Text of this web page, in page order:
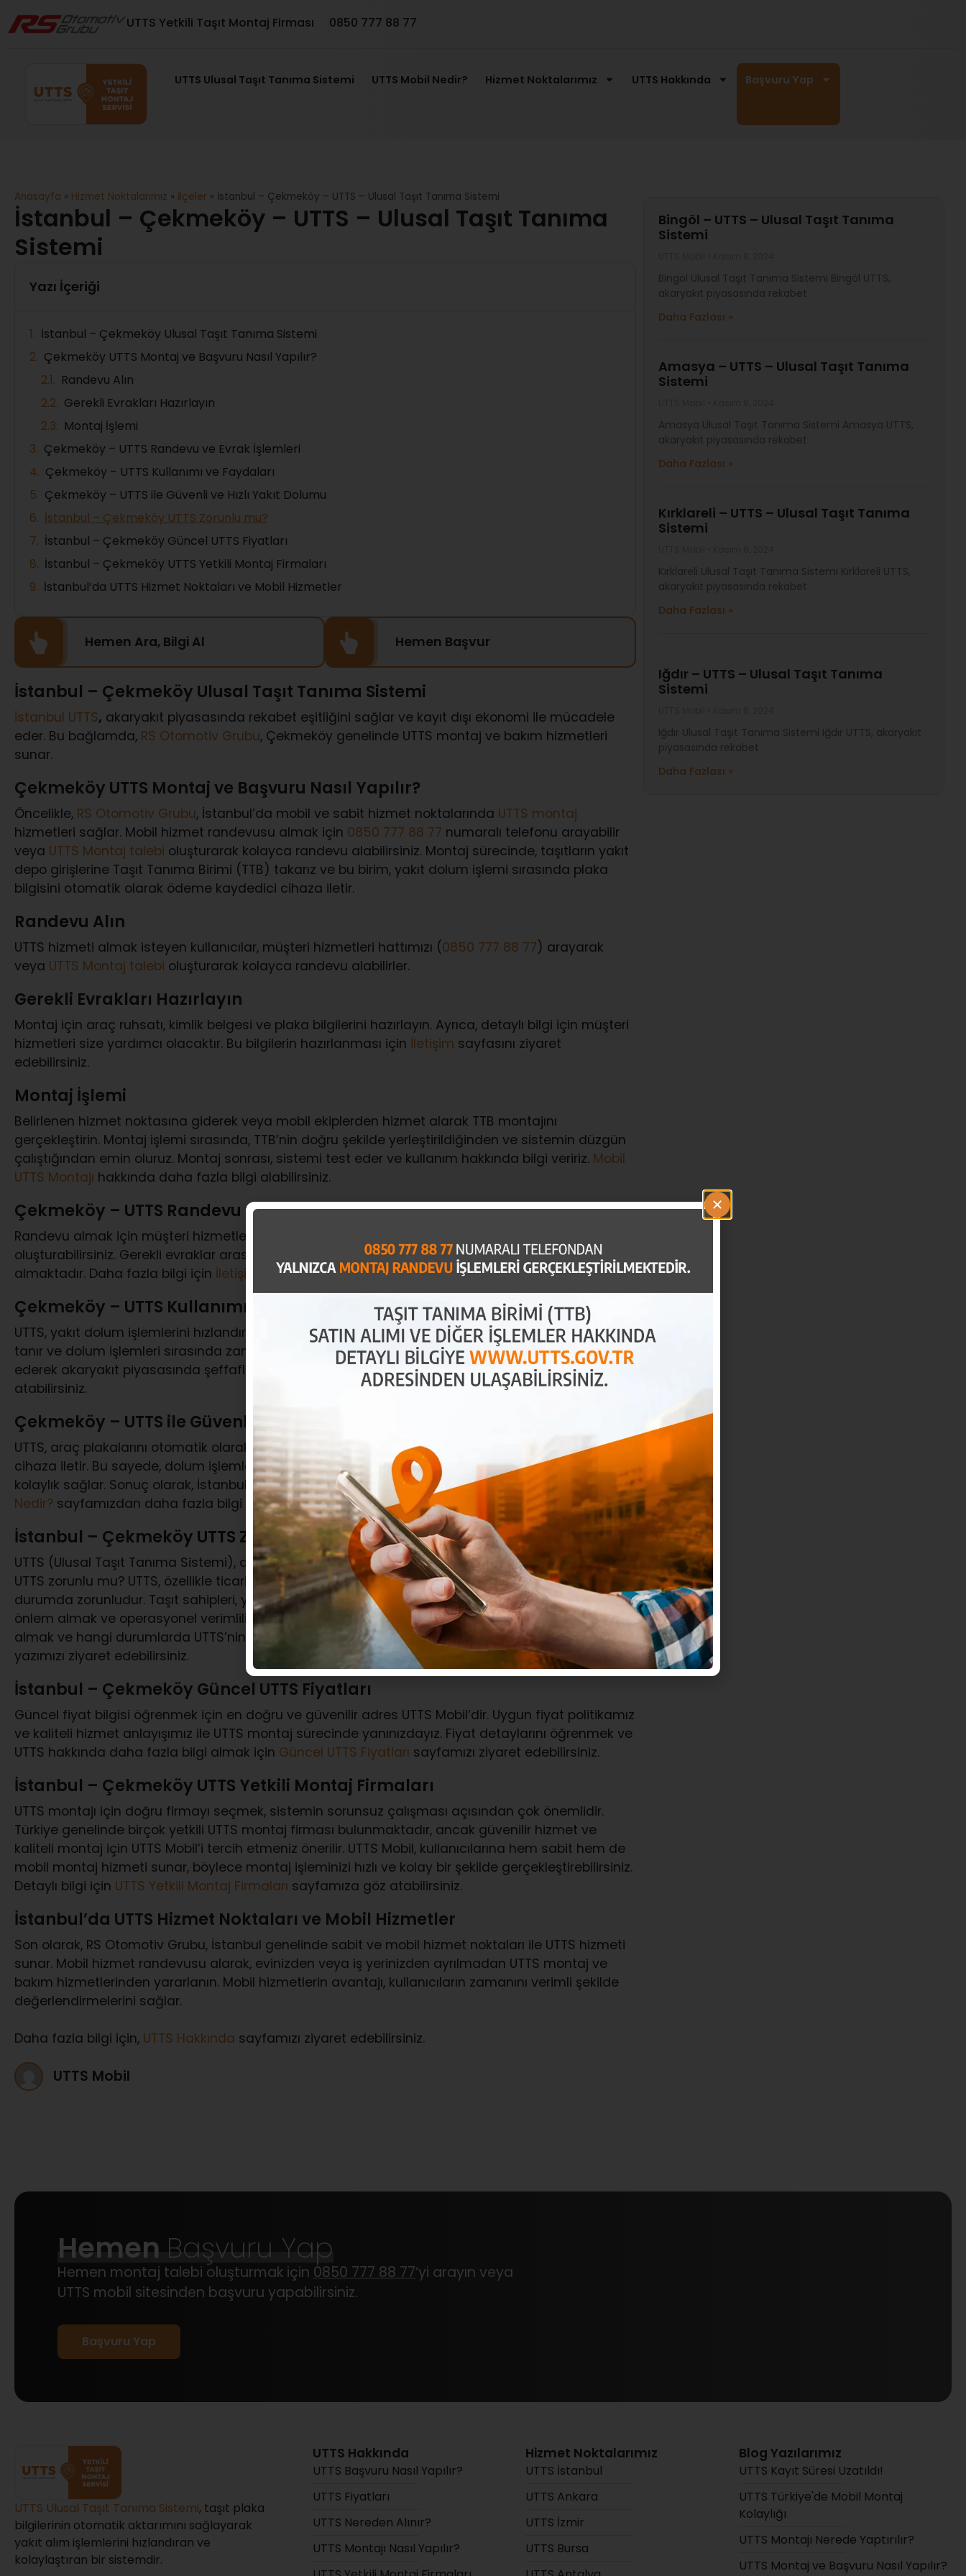
UTTS Yetkili Taşıt Montaj Firması 0850 777 88 77
UTTS Ulusal Taşıt Tanıma Sistemi UTTS Mobil Nedir? Hizmet Noktalarımız UTTS Hakkında Başvuru Yap
Anasayfa » Hizmet Noktalarımız » İlçeler » İstanbul – Çekmeköy – UTTS – Ulusal Taşıt Tanıma Sistemi
İstanbul – Çekmeköy – UTTS – Ulusal Taşıt Tanıma
Sistemi
Yazı İçeriği
İstanbul – Çekmeköy Ulusal Taşıt Tanıma Sistemi
Çekmeköy UTTS Montaj ve Başvuru Nasıl Yapılır?
Randevu Alın
Gerekli Evrakları Hazırlayın
Montaj İşlemi
Çekmeköy – UTTS Randevu ve Evrak İşlemleri
Çekmeköy – UTTS Kullanımı ve Faydaları
Çekmeköy – UTTS ile Güvenli ve Hızlı Yakıt Dolumu
İstanbul – Çekmeköy UTTS Zorunlu mu?
İstanbul – Çekmeköy Güncel UTTS Fiyatları
İstanbul – Çekmeköy UTTS Yetkili Montaj Firmaları
İstanbul’da UTTS Hizmet Noktaları ve Mobil Hizmetler
Hemen Ara, Bilgi Al Hemen Başvur
İstanbul – Çekmeköy Ulusal Taşıt Tanıma Sistemi
İstanbul UTTS, akaryakıt piyasasında rekabet eşitliğini sağlar ve kayıt dışı ekonomi ile mücadele
eder. Bu bağlamda, RS Otomotiv Grubu, Çekmeköy genelinde UTTS montaj ve bakım hizmetleri
sunar.
Çekmeköy UTTS Montaj ve Başvuru Nasıl Yapılır?
Öncelikle, RS Otomotiv Grubu, İstanbul’da mobil ve sabit hizmet noktalarında UTTS montaj
hizmetleri sağlar. Mobil hizmet randevusu almak için 0850 777 88 77 numaralı telefonu arayabilir
veya UTTS Montaj talebi oluşturarak kolayca randevu alabilirsiniz. Montaj sürecinde, taşıtların yakıt
depo girişlerine Taşıt Tanıma Birimi (TTB) takarız ve bu birim, yakıt dolum işlemi sırasında plaka
bilgisini otomatik olarak ödeme kaydedici cihaza iletir.
Randevu Alın
UTTS hizmeti almak isteyen kullanıcılar, müşteri hizmetleri hattımızı (0850 777 88 77) arayarak
veya UTTS Montaj talebi oluşturarak kolayca randevu alabilirler.
Gerekli Evrakları Hazırlayın
Montaj için araç ruhsatı, kimlik belgesi ve plaka bilgilerini hazırlayın. Ayrıca, detaylı bilgi için müşteri
hizmetleri size yardımcı olacaktır. Bu bilgilerin hazırlanması için İletişim sayfasını ziyaret
edebilirsiniz.
Montaj İşlemi
Belirlenen hizmet noktasına giderek veya mobil ekiplerden hizmet alarak TTB montajını
gerçekleştirin. Montaj işlemi sırasında, TTB’nin doğru şekilde yerleştirildiğinden ve sistemin düzgün
çalıştığından emin oluruz. Montaj sonrası, sistemi test eder ve kullanım hakkında bilgi veririz. Mobil
UTTS Montajı hakkında daha fazla bilgi alabilirsiniz.
Çekmeköy – UTTS Randevu ve Evrak İşlemleri
Randevu almak için müşteri hizmetleri (
oluşturabilirsiniz. Gerekli evraklar arasında araç ruhsatı, kimlik belgesi ve plaka bilgileri yer
almaktadır. Daha fazla bilgi için İletişim sayfamızı ziyaret edebilirsiniz.
Çekmeköy – UTTS Kullanımı ve Faydaları
UTTS, yakıt dolum işlemlerini hızlandırır ve güvenli hale getirir. TTB, plaka bilgilerini otomatik olarak
tanır ve dolum işlemleri sırasında zaman tasarrufu sağlar. Ayrıca, kayıt dışı ekonomi ile mücadele
ederek akaryakıt piyasasında şeffaflık yaratır. Detaylı bilgi içinUTTS Hakkındasayfamıza göz
atabilirsiniz.
Çekmeköy – UTTS ile Güvenli ve Hızlı Yakıt Dolumu
UTTS, araç plakalarını otomatik olarak tanır ve dolum sırasında plaka bilgilerini ödeme kaydedici
cihaza iletir. Bu sayede, dolum işlemleri sırasında yanlışlıkları önler ve sürücüler için büyük bir
kolaylık sağlar. Sonuç olarak, İstanbul’un yoğun trafiğinde zaman tasarrufu sunar.
UTTS Mobil
Nedir? sayfamızdan daha fazla bilgi alabilirsiniz.
İstanbul – Çekmeköy UTTS Zorunlu mu?
UTTS (Ulusal Taşıt Tanıma Sistemi), araç sahipleri için büyük kolaylık sağlayan bir sistemdir. Peki,
UTTS zorunlu mu? UTTS, özellikle ticari araçlar ve büyük filolar için önemli avantajlar sunar ve birçok
durumda zorunludur. Taşıt sahipleri, yakıt tüketimini kontrol altına almak, kayıt dışı ekonomiye karşı
önlem almak ve operasyonel verimliliği artırmak için bu sistemi tercih etmektedir. Daha fazla bilgi
almak ve hangi durumlarda UTTS’nin zorunlu olduğunu öğrenmek içinUTTS Zorunlu mu?başlıklı
yazımızı ziyaret edebilirsiniz.
İstanbul – Çekmeköy Güncel UTTS Fiyatları
Güncel fiyat bilgisi öğrenmek için en doğru ve güvenilir adres UTTS Mobil’dir. Uygun fiyat politikamız
ve kaliteli hizmet anlayışımız ile UTTS montaj sürecinde yanınızdayız. Fiyat detaylarını öğrenmek ve
UTTS hakkında daha fazla bilgi almak için Güncel UTTS Fiyatları sayfamızı ziyaret edebilirsiniz.
İstanbul – Çekmeköy UTTS Yetkili Montaj Firmaları
UTTS montajı için doğru firmayı seçmek, sistemin sorunsuz çalışması açısından çok önemlidir.
Türkiye genelinde birçok yetkili UTTS montaj firması bulunmaktadır, ancak güvenilir hizmet ve
kaliteli montaj için UTTS Mobil’i tercih etmeniz önerilir. UTTS Mobil, kullanıcılarına hem sabit hem de
mobil montaj hizmeti sunar, böylece montaj işleminizi hızlı ve kolay bir şekilde gerçekleştirebilirsiniz.
Detaylı bilgi için UTTS Yetkili Montaj Firmaları sayfamıza göz atabilirsiniz.
İstanbul’da UTTS Hizmet Noktaları ve Mobil Hizmetler
Son olarak, RS Otomotiv Grubu, İstanbul genelinde sabit ve mobil hizmet noktaları ile UTTS hizmeti
sunar. Mobil hizmet randevusu alarak, evinizden veya iş yerinizden ayrılmadan UTTS montaj ve
bakım hizmetlerinden yararlanın. Mobil hizmetlerin avantajı, kullanıcıların zamanını verimli şekilde
değerlendirmelerini sağlar.
Daha fazla bilgi için, UTTS Hakkında sayfamızı ziyaret edebilirsiniz.
UTTS Mobil
Bingöl – UTTS – Ulusal Taşıt Tanıma
Sistemi
Bingöl Ulusal Taşıt Tanıma Sistemi Bingöl UTTS,
akaryakıt piyasasında rekabet
Daha Fazlası »
Amasya – UTTS – Ulusal Taşıt Tanıma
Sistemi
Amasya Ulusal Taşıt Tanıma Sistemi Amasya UTTS,
akaryakıt piyasasında rekabet
Daha Fazlası »
Kırklareli – UTTS – Ulusal Taşıt Tanıma
Sistemi
Kırklareli Ulusal Taşıt Tanıma Sistemi Kırklareli UTTS,
akaryakıt piyasasında rekabet
Daha Fazlası »
Iğdır – UTTS – Ulusal Taşıt Tanıma
Sistemi
Iğdır Ulusal Taşıt Tanıma Sistemi Iğdır UTTS, akaryakıt
piyasasında rekabet
Daha Fazlası »
Hemen Başvuru Yap
Hemen montaj talebi oluşturmak için 0850 777 88 77‘yi arayın veya
UTTS mobil sitesinden başvuru yapabilirsiniz.
Başvuru Yap
UTTS Ulusal Taşıt Tanıma Sistemi, taşıt plaka
bilgilerinin otomatik aktarımını sağlayarak
yakıt alım işlemlerini hızlandıran ve
kolaylaştıran bir sistemdir.
UTTS Hakkında
UTTS Başvuru Nasıl Yapılır?
UTTS Fiyatları
UTTS Nereden Alınır?
UTTS Montajı Nasıl Yapılır?
Hizmet Noktalarımız
UTTS İstanbul
UTTS Ankara
UTTS İzmir
UTTS Bursa
Blog Yazılarımız
UTTS Kayıt Süresi Uzatıldı!
UTTS Türkiye'de Mobil Montaj
Kolaylığı
UTTS Montajı Nerede Yaptırılır?
UTTS Montaj ve Başvuru Nasıl Yapılır?